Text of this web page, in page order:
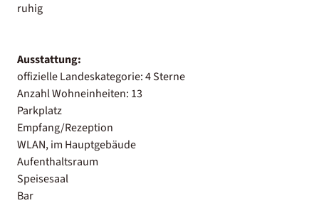
ruhig
Ausstattung:
offizielle Landeskategorie: 4 Sterne
Anzahl Wohneinheiten: 13
Parkplatz
Empfang/Rezeption
WLAN, im Hauptgebäude
Aufenthaltsraum
Speisesaal
Bar